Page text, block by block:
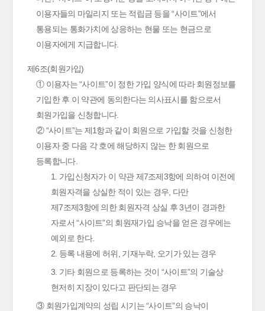
이용자들의 마일리지 또는 적립금 등을 “사이트”에서
통용되는 통화가치에 상응하는 현물 또는 현금으로
이용자에게 지급합니다.
제6조(회원가입)
① 이용자는 “사이트”이 정한 가입 양식에 따라 회원정보를
기입한 후 이 약관에 동의한다는 의사표시를 함으로서
회원가입을 신청합니다.
② “사이트”는 제1항과 같이 회원으로 가입할 것을 신청한
이용자 중 다음 각 호에 해당하지 않는 한 회원으로
등록합니다.
1. 가입신청자가 이 약관 제7조제3항에 의하여 이전에
회원자격을 상실한 적이 있는 경우, 다만
제7조제3항에 의한 회원자격 상실 후 3년이 경과한
자로서 “사이트”의 회원재가입 승낙을 얻은 경우에는
예외로 한다.
2. 등록 내용에 허위, 기재누락, 오기가 있는 경우
3. 기타 회원으로 등록하는 것이 “사이트”의 기술상
현저히 지장이 있다고 판단되는 경우
③ 회원가입계약의 성립 시기는 “사이트”의 승낙이